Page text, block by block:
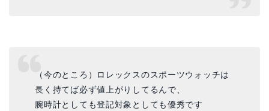
（今のところ）ロレックスのスポーツウォッチは
長く持てば必ず値上がりしてるんで、
腕時計としても登記対象としても優秀です